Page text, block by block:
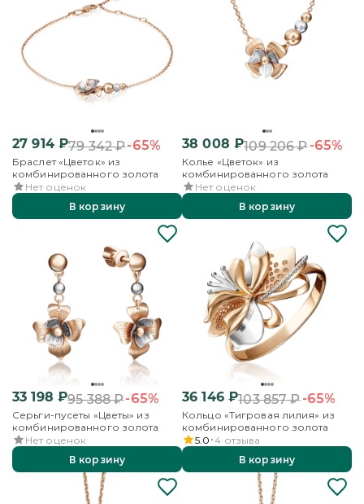
27 914₽79 342₽-65%
Браслет «Цветок» из
комбинированного золота
Нет оценок
В корзину
38 008 ₽109 206₽-65%
Колье «Цветок» из
комбинированного золота
Нет оценок
В корзину
33 198 ₽95 388₽-65%
Серьги-пусеты «Цветы» из
комбинированного золота
Нет оценок
В корзину
36 146₽103 857₽-65%
Кольцо «Тигровая лилия» из
комбинированного золота
5.0 4 отзыва
В корзину